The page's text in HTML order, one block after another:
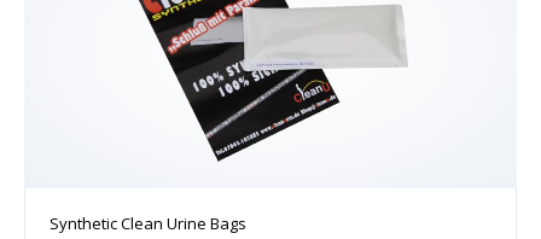
Synthetic Clean Urine Bags